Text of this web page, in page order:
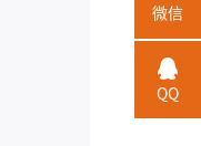
款惯
，
术级
独校
微信
QQ